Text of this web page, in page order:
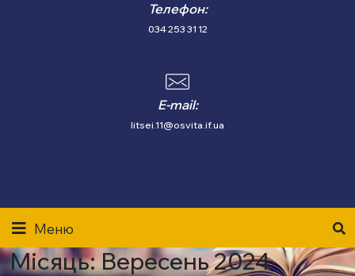
Телефон:
034 253 31 12
E-mail:
litsei.11@osvita.if.ua
Меню
Місяць: Вересень 2024